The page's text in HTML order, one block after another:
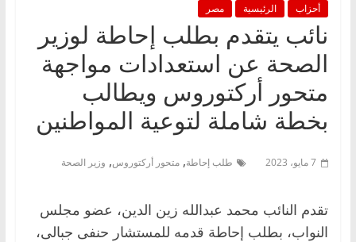
أحزاب الرئيسية مصر
نائب يتقدم بطلب إحاطة لوزير
الصحة عن استعدادات مواجهة
متحور أركتوروس ويطالب
بخطة شاملة لتوعية المواطنين
7 مايو، 2023 طلب إحاطة, متحور أركتوروس, وزير الصحة
تقدم النائب محمد عبدالله زين الدين، عضو مجلس
النواب، بطلب إحاطة قدمه للمستشار حنفى جبالى،